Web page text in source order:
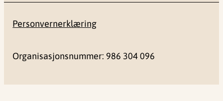
Personvernerklæring
Organisasjonsnummer: 986 304 096